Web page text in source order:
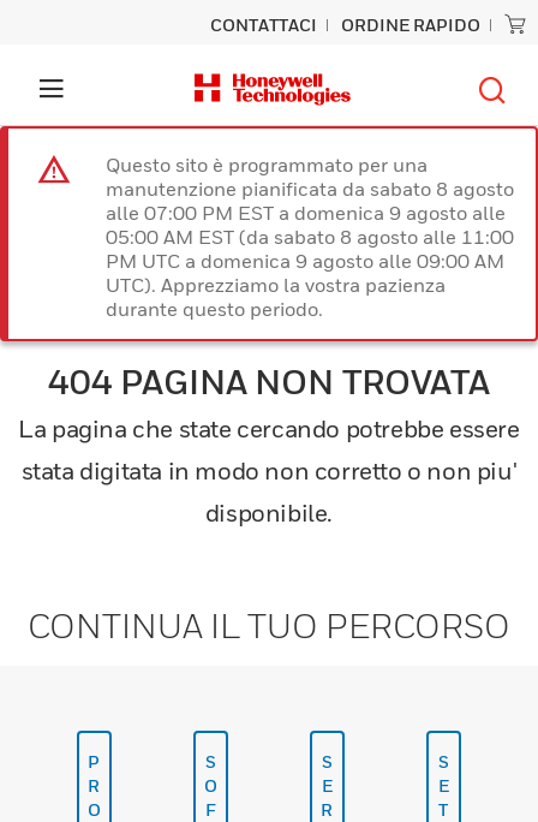
CONTATTACI ORDINE RAPIDO
Questo sito è programmato per una
manutenzione pianificata da sabato 8 agosto
alle 07:00 PM EST a domenica 9 agosto alle
05:00 AM EST (da sabato 8 agosto alle 11:00
PM UTC a domenica 9 agosto alle 09:00 AM
UTC). Apprezziamo la vostra pazienza
durante questo periodo.
404 PAGINA NON TROVATA
La pagina che state cercando potrebbe essere
stata digitata in modo non corretto o non piu'
disponibile.
CONTINUA IL TUO PERCORSO
P
R
O
S
O
F
S
E
R
S
E
T